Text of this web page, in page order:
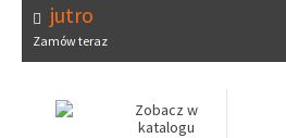
jutro
Zamów teraz
Zobacz w
katalogu